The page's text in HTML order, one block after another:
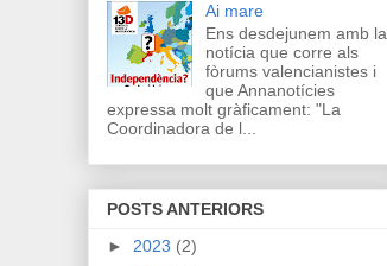
Ai mare
Ens desdejunem amb la
notícia que corre als
fòrums valencianistes i
que Annanotícies
expressa molt gràficament: "La
Coordinadora de l...
POSTS ANTERIORS
► 2023 (2)